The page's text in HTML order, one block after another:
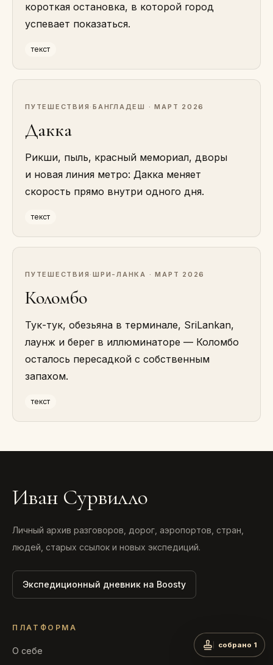
короткая остановка, в которой город
успевает показаться.
текст
ПУТЕШЕСТВИЯ ·БАНГЛАДЕШ · МАРТ 2026
Дакка
Рикши, пыль, красный мемориал, дворы
и новая линия метро: Дакка меняет
скорость прямо внутри одного дня.
текст
ПУТЕШЕСТВИЯ ·ШРИ-ЛАНКА · МАРТ 2026
Коломбо
Тук-тук, обезьяна в терминале, SriLankan,
лаунж и берег в иллюминаторе — Коломбо
осталось пересадкой с собственным
запахом.
текст
собрано 1
Иван Сурвилло
Личный архив разговоров, дорог, аэропортов, стран,
людей, старых ссылок и новых экспедиций.
Экспедиционный дневник на Boosty
ПЛАТФОРМА
О себе